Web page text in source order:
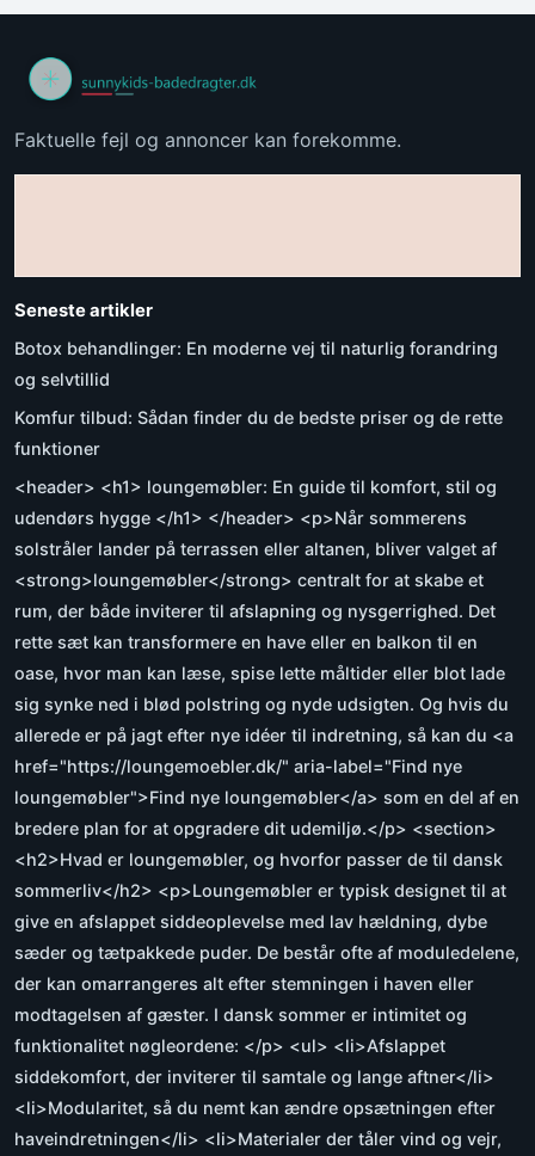
Faktuelle fejl og annoncer kan forekomme.
Seneste artikler
Botox behandlinger: En moderne vej til naturlig forandring
og selvtillid
Komfur tilbud: Sådan finder du de bedste priser og de rette
funktioner
<header> <h1> loungemøbler: En guide til komfort, stil og
udendørs hygge </h1> </header> <p>Når sommerens
solstråler lander på terrassen eller altanen, bliver valget af
<strong>loungemøbler</strong> centralt for at skabe et
rum, der både inviterer til afslapning og nysgerrighed. Det
rette sæt kan transformere en have eller en balkon til en
oase, hvor man kan læse, spise lette måltider eller blot lade
sig synke ned i blød polstring og nyde udsigten. Og hvis du
allerede er på jagt efter nye idéer til indretning, så kan du <a
href="https://loungemoebler.dk/" aria-label="Find nye
loungemøbler">Find nye loungemøbler</a> som en del af en
bredere plan for at opgradere dit udemiljø.</p> <section>
<h2>Hvad er loungemøbler, og hvorfor passer de til dansk
sommerliv</h2> <p>Loungemøbler er typisk designet til at
give en afslappet siddeoplevelse med lav hældning, dybe
sæder og tætpakkede puder. De består ofte af moduledelene,
der kan omarrangeres alt efter stemningen i haven eller
modtagelsen af gæster. I dansk sommer er intimitet og
funktionalitet nøgleordene: </p> <ul> <li>Afslappet
siddekomfort, der inviterer til samtale og lange aftner</li>
<li>Modularitet, så du nemt kan ændre opsætningen efter
haveindretningen</li> <li>Materialer der tåler vind og vejr,